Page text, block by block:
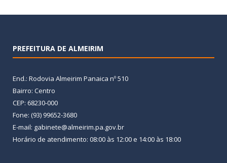
PREFEITURA DE ALMEIRIM
End.: Rodovia Almeirim Panaica nº 510
Bairro: Centro
CEP: 68230-000
Fone: (93) 99652-3680
E-mail: gabinete@almeirim.pa.gov.br
Horário de atendimento: 08:00 às 12:00 e 14:00 às 18:00